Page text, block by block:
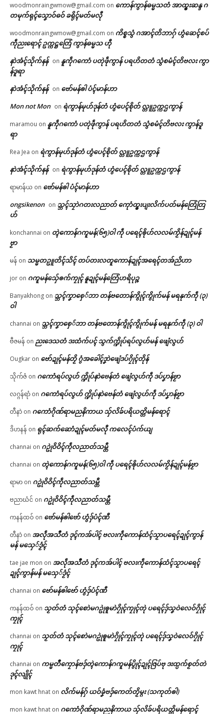
woodmonraingwmow@gmail.com on ကောန်ကွာန်ဓမ္မသတံ အာထ္ၜးဆန္ဒ ဂ
တမုက်ရုၚ်သၞောဝ်ဓဝ် ခရိုၚ်မတ်မလီု
woodmonraingwmow@gmail.com on ကိစ္စသွံ ဂအာၚ်တိဘာဂှ် ဟွံဆေၚ်စပ်
ကဵုညးရောၚ် ဥက္ကဋ္ဌတြေံ ကွာန်ဓမ္မသ ဟီု
နာဲအံၚ်သိုက်နန် on နူကဵုဂကောံ ပတုဲဖဵုကွာန် ပရဟိတတံ သွံစမံၚ်တိဗလး ကွာ
န်ဒူရာ
နာဲအံၚ်သိုက်နန် on ဗော်မန်ၜါ ပံၚ်မာန်ဟာ
Mon not Mon on ရဲကွာန်မုဟ်ဒုန်တံ ဟွံပေၚ်စိုတ် လ္တူဥက္ကဌကွာန်
maramou on နူကဵုဂကောံ ပတုဲဖဵုကွာန် ပရဟိတတံ သွံစမံၚ်တိဗလး ကွာန်ဒူ
ရာ
Rea Jea on ရဲကွာန်မုဟ်ဒုန်တံ ဟွံပေၚ်စိုတ် လ္တူဥက္ကဌကွာန်
နာဲအံၚ်သိုက်နန် on ရဲကွာန်မုဟ်ဒုန်တံ ဟွံပေၚ်စိုတ် လ္တူဥက္ကဌကွာန်
ရာမာန်ယ on ဗော်မန်ၜါ ပံၚ်မာန်ဟာ
ongsikenon on သ္ဘၚ်သၠာဲဂတးလညာတ် ကေုာံထ္ၜးပျးလိက်ပတ်မန်တြေံတြ
ဟ်
konchannai on တ္ၚဲကောန်ဂကူမန်(၆၅)ဝါ ကဵု ပရေၚ်ၜိုဟ်လလမ်ကၟိန်ဍုၚ်မန်
ဗၟာ
မန် on သမ္မတဥူတိၚ်သိၚ် တပ်တးလတူကောန်ဍုၚ်အရေၚ်တအ်ညိဟာ
jor on ဂကူမန်​သှ်ေၜက်ကၠုၚ် နူဍုၚ်မန်တြေံဟရိပုဉ္ဇ
Banyakhong on သ္ဘၚ်ကၞာစှေ်ဘာ တန်ဗတောန်ကွိုၚ်ကွိုက်မန် မရနုက်ကဵု (၃)
ဝါ
channai on သ္ဘၚ်ကၞာစှေ်ဘာ တန်ဗတောန်ကွိုၚ်ကွိုက်မန် မရနုက်ကဵု (၃) ဝါ
ဗီဇမန် on ညးဒေသတံ ဒးထံက်ပၚ် သွက်က္ဍိုပ်ရပ်လွဟ်မန် ဖျေံလွဟ်
Ougkar on ဗော်ဍုၚ်မန်တၟိ ဂွံအခေါၚ်ဒၞာဲဖျေံဒပ်ဂၠိုၚ်တိုန်
သိုက်ဇံ on ဂကောံရပ်လွဟ် က္ဍိုပ်နာဲဗေန်တံ ဖျေံလွဟ်ကဵု ဒပ်ပၞာန်ဗၟာ
လဂ္ဂန်ရာံ on ဂကောံရပ်လွဟ် က္ဍိုပ်နာဲဗေန်တံ ဖျေံလွဟ်ကဵု ဒပ်ပၞာန်ဗၟာ
တီနာဲ on ဂကောံဂိုဏ်ရာမညနိကာယ သှ်လိခ်ပရိယတ္တိမန်ရောၚ်
ဒိဟနန် on ရုၚ်ဆက်ဆောံဍုၚ်မတ်မလီု ကလေၚ်ပံက်ယျ
channai on ဂဥုဲဝိဝိၚ်ကဵုလညာတ်သမ္တီ
channai on တ္ၚဲကောန်ဂကူမန်(၆၅)ဝါ ကဵု ပရေၚ်ၜိုဟ်လလမ်ကၟိန်ဍုၚ်မန်ဗၟာ
ရာမာ on ဂဥုဲဝိဝိၚ်ကဵုလညာတ်သမ္တီ
ဗညာဃံင် on ဂဥုဲဝိဝိၚ်ကဵုလညာတ်သမ္တီ
ကနန်ထဝ် on ဗော်မန်ၜါဗော် ဟွံဒှ်ပံၚ်ဏီ
တီနာဲ on အလဵုအသဳတံ ဒုၚ်ကအ်ပါၚ် ဗလးကဵုကောန်ထံၚ်သၟာပရေၚ်ဍုၚ်ကွာန်
မန် မသှေ်ဒၟံၚ်
tae jae mon on အလဵုအသဳတံ ဒုၚ်ကအ်ပါၚ် ဗလးကဵုကောန်ထံၚ်သၟာပရေၚ်
ဍုၚ်ကွာန်မန် မသှေ်ဒၟံၚ်
channai on ဗော်မန်ၜါဗော် ဟွံဒှ်ပံၚ်ဏီ
ကနန်ထဝ် on သၟတ်တံ သုၚ်စောဲမဂဥုဲၜူမာဲဂၠိုၚ်ကၠုၚ်တုဲ ပရေၚ်ဒှ်သၞဝဲလေဝ်ဂၠိုၚ်
ကၠုၚ်
channai on သၟတ်တံ သုၚ်စောဲမဂဥုဲၜူမာဲဂၠိုၚ်ကၠုၚ်တုဲ ပရေၚ်ဒှ်သၞဝဲလေဝ်ဂၠိုၚ်
ကၠုၚ်
channai on ကမ္မတဳကၠောန်ဗဒှ်တ္ၚဲကောန်ဂကူမန်ပွိုၚ်ဍုၚ်ဇြပ်ဗု ဒးထ္ပက်စၟတ်တဲ
ဒုၚ်လျိုၚ်
mon kawt hnat on လိက်မန်ဂှ် ယဝ်ခၞံဗဒှ်ကေတ်တၟိမ္ဂး (သကုတ်ၜါ)
mon kawt hnat on ဂကောံဂိုဏ်ရာမညနိကာယ သှ်လိခ်ပရိယတ္တိမန်ရောၚ်